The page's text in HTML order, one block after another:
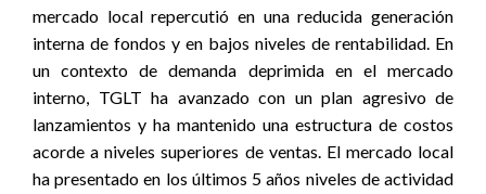
mercado local repercutió en una reducida generación
interna de fondos y en bajos niveles de rentabilidad. En
un contexto de demanda deprimida en el mercado
interno, TGLT ha avanzado con un plan agresivo de
lanzamientos y ha mantenido una estructura de costos
acorde a niveles superiores de ventas. El mercado local
ha presentado en los últimos 5 años niveles de actividad